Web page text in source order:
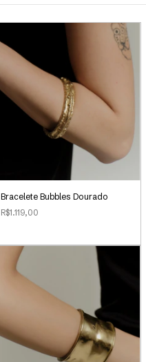
Bracelete Bubbles Dourado
R$1.119,00